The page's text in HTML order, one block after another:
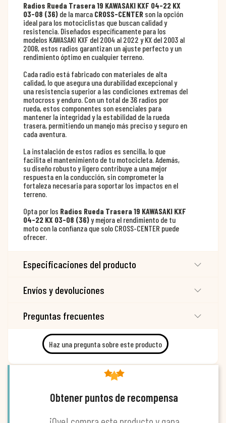
Radios Rueda Trasera 19 KAWASAKI KXF 04-22 KX
03-08 (36) de la marca CROSS-CENTER son la opción
ideal para los motociclistas que buscan calidad y
resistencia. Diseñados específicamente para los
modelos KAWASAKI KXF del 2004 al 2022 y KX del 2003 al
2008, estos radios garantizan un ajuste perfecto y un
rendimiento óptimo en cualquier terreno.
Cada radio está fabricado con materiales de alta
calidad, lo que asegura una durabilidad excepcional y
una resistencia superior a las condiciones extremas del
motocross y enduro. Con un total de 36 radios por
rueda, estos componentes son esenciales para
mantener la integridad y la estabilidad de la rueda
trasera, permitiendo un manejo más preciso y seguro en
cada aventura.
La instalación de estos radios es sencilla, lo que
facilita el mantenimiento de tu motocicleta. Además,
su diseño robusto y ligero contribuye a una mejor
respuesta en la conducción, sin comprometer la
fortaleza necesaria para soportar los impactos en el
terreno.
Opta por los Radios Rueda Trasera 19 KAWASAKI KXF
04-22 KX 03-08 (36)y mejora el rendimiento de tu
moto con la confianza que solo CROSS-CENTER puede
ofrecer.
Especificaciones del producto
Envíos y devoluciones
Preguntas frecuentes
Haz una pregunta sobre este producto
Obtener puntos de recompensa